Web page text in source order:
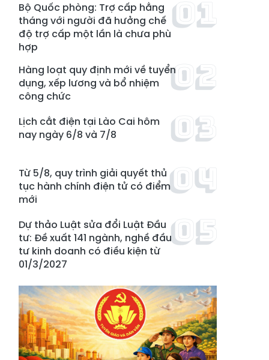
Bộ Quốc phòng: Trợ cấp hằng
tháng với người đã hưởng chế
độ trợ cấp một lần là chưa phù
hợp
Hàng loạt quy định mới về tuyển
dụng, xếp lương và bổ nhiệm
công chức
Lịch cắt điện tại Lào Cai hôm
nay ngày 6/8 và 7/8
Từ 5/8, quy trình giải quyết thủ
tục hành chính điện tử có điểm
mới
Dự thảo Luật sửa đổi Luật Đầu
tư: Đề xuất 141 ngành, nghề đầu
tư kinh doanh có điều kiện từ
01/3/2027